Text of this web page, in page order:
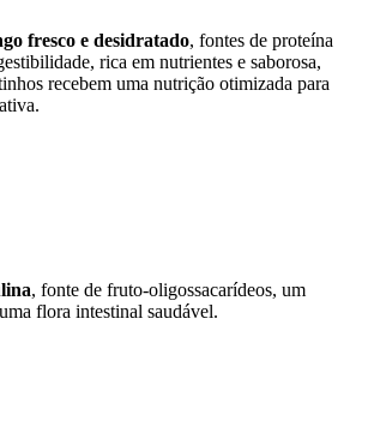
fresco e desidratado, fontes de proteína
rica em nutrientes e saborosa,
recebem uma nutrição otimizada para
, fonte de fruto-oligossacarídeos, um
flora intestinal saudável.